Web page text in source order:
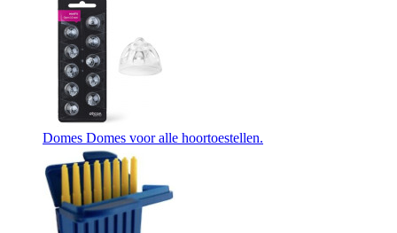
Domes Domes voor alle hoortoestellen.